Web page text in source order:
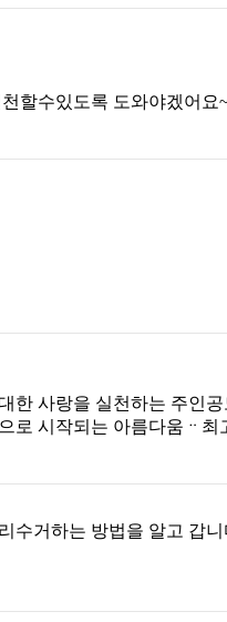
할수있도록 도와야겠어요
한 사랑을 실천하는 주인
로 시작되는 아름다움ᆢ최
수거하는 방법을 알고 갑니